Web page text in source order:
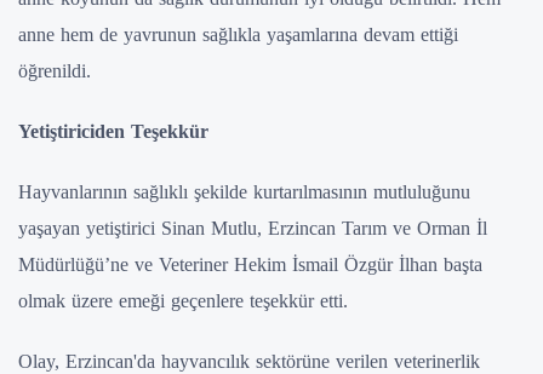
anne hem de yavrunun sağlıkla yaşamlarına devam ettiği
öğrenildi.
Yetiştiriciden Teşekkür
Hayvanlarının sağlıklı şekilde kurtarılmasının mutluluğunu
yaşayan yetiştirici Sinan Mutlu, Erzincan Tarım ve Orman İl
Müdürlüğü’ne ve Veteriner Hekim İsmail Özgür İlhan başta
olmak üzere emeği geçenlere teşekkür etti.
Olay, Erzincan'da hayvancılık sektörüne verilen veterinerlik